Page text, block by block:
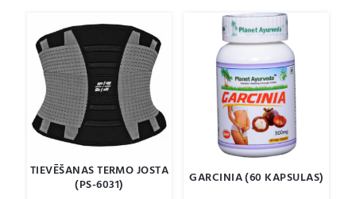
TIEVĒŠANAS TERMO JOSTA
(PS-6031) GARCINIA (60 KAPSULAS)